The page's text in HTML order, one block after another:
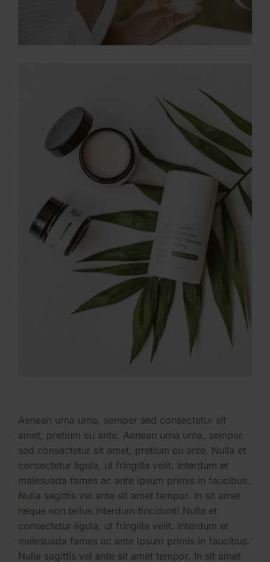
Aenean urna urna, semper sed consectetur sit
amet, pretium eu ante. Aenean urna urna, semper
sed consectetur sit amet, pretium eu ante. Nulla et
consectetur ligula, ut fringilla velit. Interdum et
malesuada fames ac ante ipsum primis in faucibus.
Nulla sagittis vel ante sit amet tempor. In sit amet
neque non tellus interdum tincidunt! Nulla et
consectetur ligula, ut fringilla velit. Interdum et
malesuada fames ac ante ipsum primis in faucibus.
Nulla sagittis vel ante sit amet tempor. In sit amet